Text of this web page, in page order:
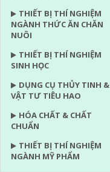
THIẾT BỊ THÍ NGHIỆM
NGÀNH THỨC ĂN CHĂN
NUÔI
THIẾT BỊ THÍ NGHIỆM
SINH HỌC
DỤNG CỤ THỦY TINH &
VẬT TƯ TIÊU HAO
HÓA CHẤT & CHẤT
CHUẨN
THIẾT BỊ THÍ NGHIỆM
NGÀNH MỸ PHẨM